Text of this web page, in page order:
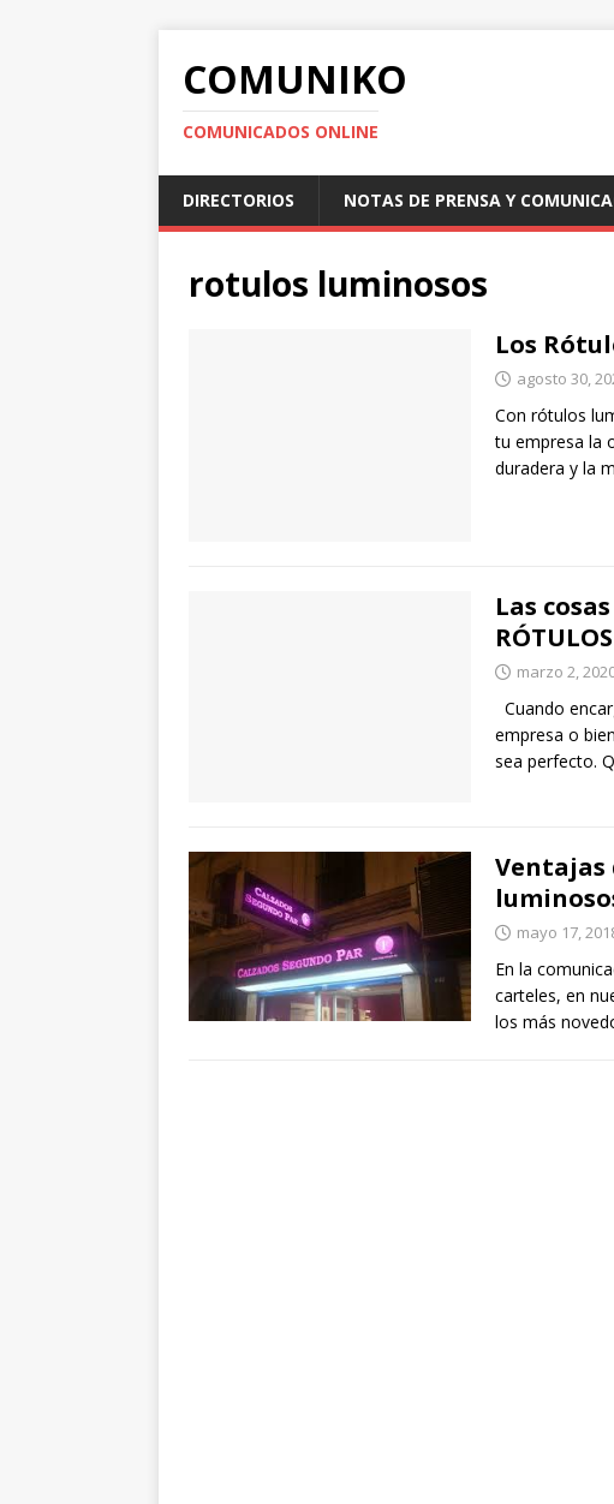
COMUNIKO
COMUNICADOS ONLINE
DIRECTORIOS NOTAS DE PRENSA Y
rotulos luminosos
Los
agosto 30,
Con rótulos
tu empresa la
duradera y la
Las
marzo 2,
Cuando
empresa o
sea perfecto.
Ventajas
mayo 17,
En la
carteles, en
los más